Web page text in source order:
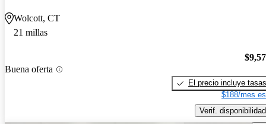
Wolcott, CT
21 millas
Buena oferta
El precio incluye tasas
$188/mes
Verif. disponibilidad